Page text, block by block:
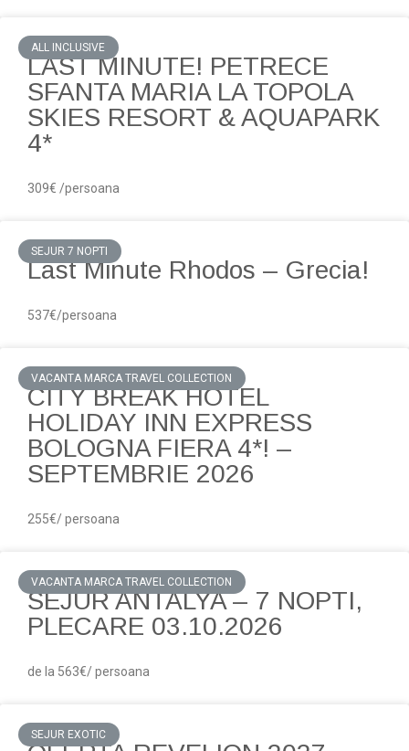
ALL INCLUSIVE
LAST MINUTE! PETRECE
SFANTA MARIA LA TOPOLA
SKIES RESORT & AQUAPARK
4*
309€ /persoana
SEJUR 7 NOPTI
Last Minute Rhodos – Grecia!
537€/persoana
VACANTA MARCA TRAVEL COLLECTION
CITY BREAK HOTEL
HOLIDAY INN EXPRESS
BOLOGNA FIERA 4*! –
SEPTEMBRIE 2026
255€/ persoana
VACANTA MARCA TRAVEL COLLECTION
SEJUR ANTALYA – 7 NOPTI,
PLECARE 03.10.2026
de la 563€/ persoana
SEJUR EXOTIC